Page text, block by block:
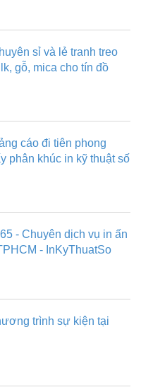
sỉ và lẻ tranh treo
gỗ, mica cho tín đồ
cáo đi tiên phong
phân khúc in kỹ thuật số
- Chuyên dịch vụ in ấn
- InKyThuatSo
trình sự kiện tại